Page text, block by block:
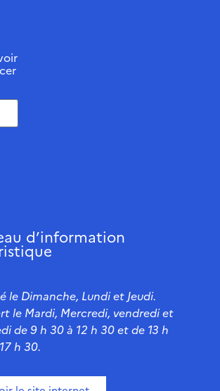
d’information
le Dimanche, Lundi et Jeudi.
le Mardi, Mercredi, vendredi et
de 9 h 30 à 12 h 30 et de 13 h
h 30.